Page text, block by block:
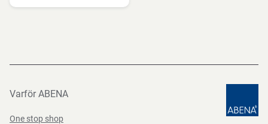
Varför ABENA
One stop shop